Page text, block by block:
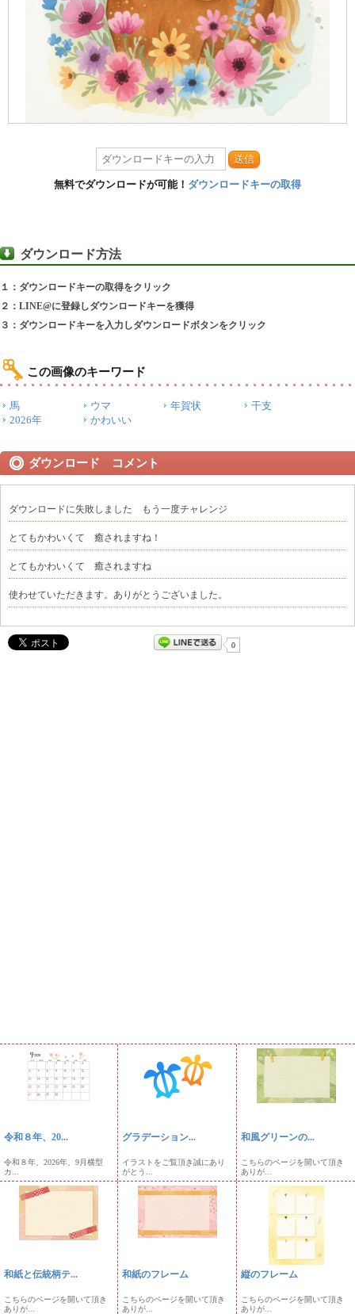
送信
無料でダウンロードが可能！ ダウンロードキーの取得
ダウンロード方法
１：ダウンロードキーの取得をクリック
２：LINE@に登録しダウンロードキーを獲得
３：ダウンロードキーを入力しダウンロードボタンをクリック
この画像のキーワード
馬 ウマ 年賀状
干支
2026年
かわいい
ダウンロード コメント
ダウンロードに失敗しました もう一度チャレンジ
とてもかわいくて 癒されますね！
とてもかわいくて 癒されますね
使わせていただきます。ありがとうございました。
0
令和８年、20...
令和８年、2026年、9月横型
カ...
グラデーション...
イラストをご覧頂き誠にあり
がとう...
和風グリーンの...
こちらのページを開いて頂き
ありが...
和紙と伝統柄テ...
こちらのページを開いて頂き
ありが...
和紙のフレーム
こちらのページを開いて頂き
ありが...
縦のフレーム
こちらのページを開いて頂き
ありが...